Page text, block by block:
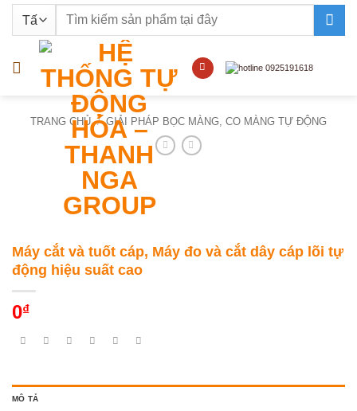
nội
Tìm
TRANG CHỦ / GIẢI PHÁP BỌC MÀNG, CO MÀNG TỰ ĐỘNG
Máy cắt và tuốt cáp, Máy đo và cắt dây cáp lõi tự
động hiệu suất cao
0₫
MÔ TẢ